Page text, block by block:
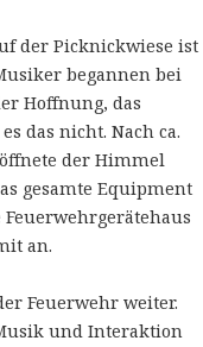
der Picknickwiese ist
begannen bei
Hoffnung, das
das nicht. Nach ca.
der Himmel
gesamte Equipment
an.
Feuerwehr weiter.
und Interaktion